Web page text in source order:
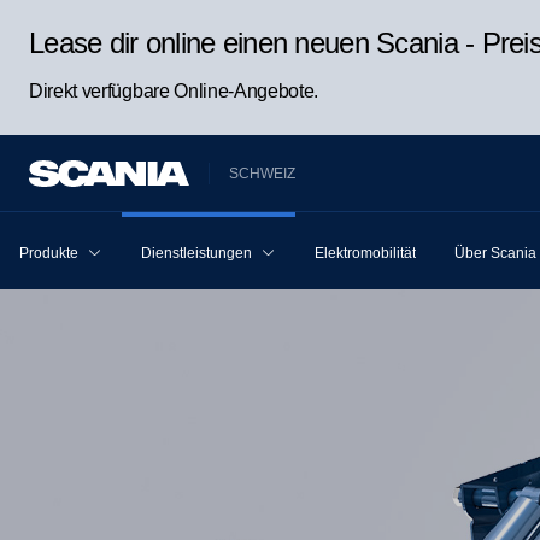
Lease dir online einen neuen Scania -
Direkt verfügbare Online-Angebote.
SCHWEIZ
Produkte Dienstleistungen Elektromobilität Über Scania